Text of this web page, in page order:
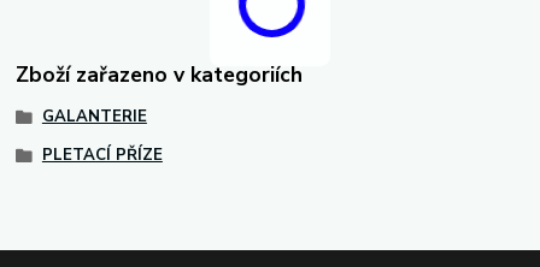
Zboží zařazeno v kategoriích
GALANTERIE
PLETACÍ PŘÍZE